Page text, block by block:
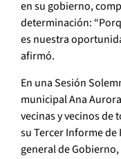
en su gobierno,
determinación:
es nuestra
afirmó.
En una Sesión
municipal Ana
vecinas y vecinos de
su Tercer Informe de
general de